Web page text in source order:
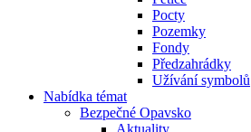
Pocty
Pozemky
Fondy
Předzahrádky
Užívání symbolů
Nabídka témat
Bezpečné Opavsko